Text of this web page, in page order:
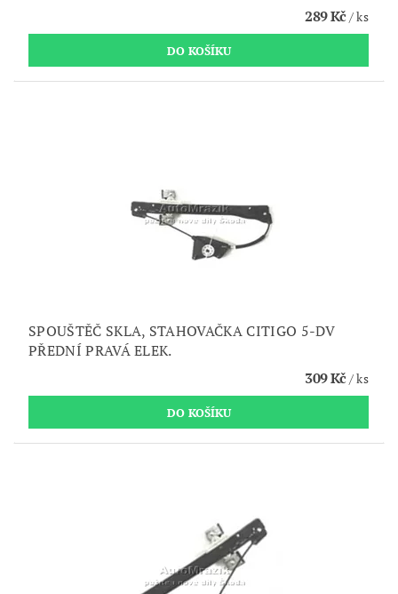
289 Kč/ ks
SPOUŠTĚČ SKLA, STAHOVAČKA CITIGO 5-DV
PŘEDNÍ PRAVÁ ELEK.
309 Kč/ ks